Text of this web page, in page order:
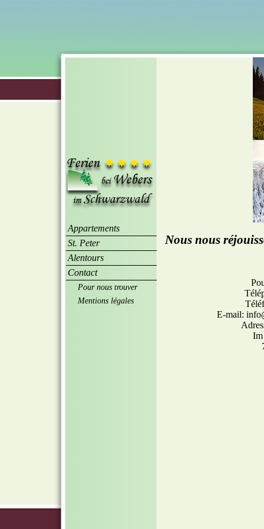
Appartements
St. Peter
Alentours
Contact
Pour nous trouver
Mentions légales
Nous nous
E-mail:
Im